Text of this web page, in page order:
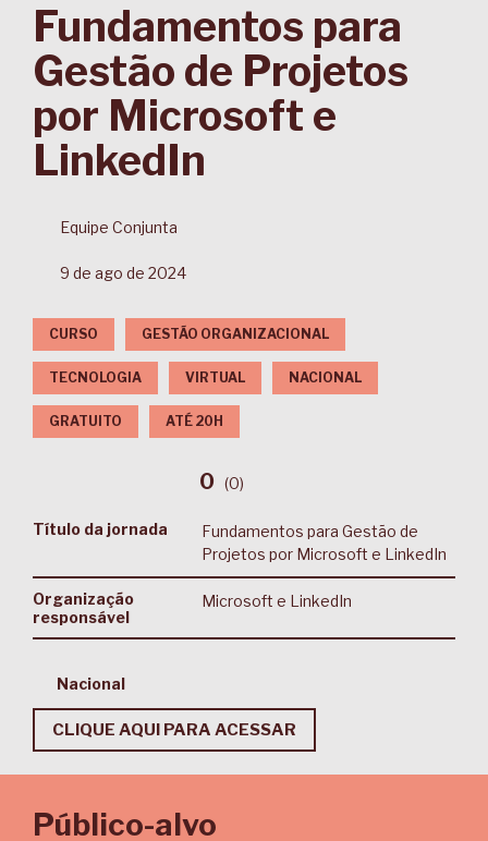
Fundamentos para
Gestão de Projetos
por Microsoft e
LinkedIn
Equipe Conjunta
9 de ago de 2024
CURSO GESTÃO ORGANIZACIONAL
TECNOLOGIA VIRTUAL NACIONAL
GRATUITO ATÉ 20H
0 (0)
Título da jornada
Fundamentos para Gestão de
Projetos por Microsoft e LinkedIn
Organização
responsável
Microsoft e LinkedIn
Nacional
CLIQUE AQUI PARA ACESSAR
Público-alvo